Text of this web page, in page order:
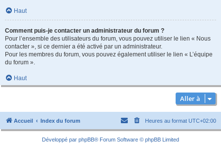
Haut
Comment puis-je contacter un administrateur du forum ?
Pour l’ensemble des utilisateurs du forum, vous pouvez utiliser le lien « Nous
contacter », si ce dernier a été activé par un administrateur.
Pour les membres du forum, vous pouvez également utiliser le lien « L’équipe
du forum ».
Haut
Aller à
Accueil Index du forum Heures au format UTC+02:00
Développé par phpBB® Forum Software © phpBB Limited